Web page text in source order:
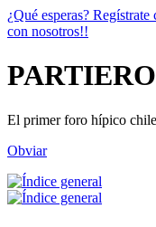
¿Qué esperas?
con nosotros!!
El primer foro hípico
Obviar